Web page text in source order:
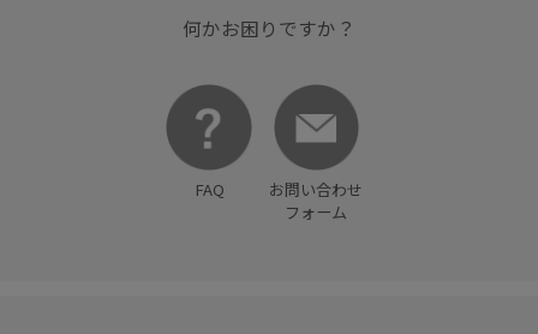
何かお困りですか？
FAQ
お問い合わせ
フォーム